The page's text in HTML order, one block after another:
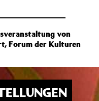
von
Forum der Kulturen